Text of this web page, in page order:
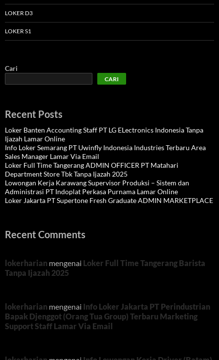
LOKER D3
LOKER S1
Cari
CARI
Recent Posts
Loker Banten Accounting Staff PT LG ELectronics Indonesia Tanpa
Ijazah Lamar Online
Info Loker Semarang PT Uwinfly Indonesia Industries Terbaru Area
Sales Manager Lamar Via Email
Loker Full Time Tangerang ADMIN OFFICER PT Matahari
Department Store Tbk Tanpa Ijazah 2025
Lowongan Kerja Karawang Supervisor Produksi – Sistem dan
Administrasi PT Indoplat Perkasa Purnama Lamar Online
Loker Jakarta PT Supertone Fresh Graduate ADMIN MARKETPLACE
Recent Comments
lokerharian mengenai Loker Full Time Tangerang Barista
Tanpa Ijazah 2025
lokerharian mengenai Info Loker Jakarta PT Perindustrian
Bapak Djenggot (Orang Tua Group) Terbaru Marketing
Support Staff Lamar Via Email